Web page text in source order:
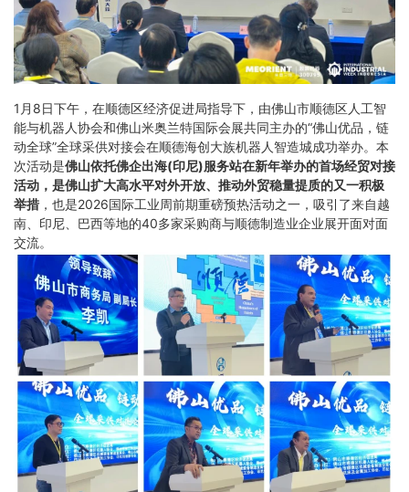
1月8日下午，在顺德区经济促进局指导下，由佛山市顺德区人工智
能与机器人协会和佛山米奥兰特国际会展共同主办的“佛山优品，链
动全球”全球采供对接会在顺德海创大族机器人智造城成功举办。本
次活动是佛山依托佛企出海(印尼)服务站在新年举办的首场经贸对接
活动，是佛山扩大高水平对外开放、推动外贸稳量提质的又一积极
举措 ，也是2026国际工业周前期重磅预热活动之一，吸引了来自越
南、印尼、巴西等地的40多家采购商与顺德制造业企业展开面对面
交流。